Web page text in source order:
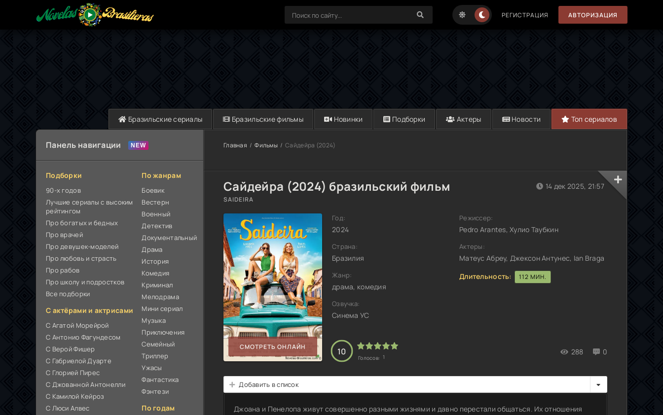
РЕГИСТРАЦИЯ АВТОРИЗАЦИЯ
Бразильские сериалы Бразильские фильмы Новинки Подборки Актеры Новости Топ сериалов
Панель навигации
Подборки
90-х годов
Лучшие сериалы с высоким
рейтингом
Про богатых и бедных
Про врачей
Про девушек-моделей
Про любовь и страсть
Про рабов
Про школу и подростков
Все подборки
С актёрами и актрисами
С Агатой Морейрой
С Антонио Фагундесом
С Верой Фишер
С Габриелой Дуарте
С Глорией Пирес
С Джованной Антонелли
С Камилой Кейроз
С Люси Алвес
По жанрам
Боевик
Вестерн
Военный
Детектив
Документальный
Драма
История
Комедия
Криминал
Мелодрама
Мини сериал
Музыка
Приключения
Семейный
Триллер
Ужасы
Фантастика
Фэнтези
По годам
Главная Фильмы Сайдейра (2024)
Сайдейра (2024) бразильский фильм
SAIDEIRA
СМОТРЕТЬ ОНЛАЙН
Год:
2024
Страна:
Бразилия
Жанр:
драма, комедия
Озвучка:
Синема УС
10
Голосов: 1
288 0
14 дек 2025, 21:57
Режиссер:
Pedro Arantes, Хулио Таубкин
Актеры:
Матеус Абреу, Джексон Антунес, Ian Braga
Длительность:
112 МИН.
Добавить в список
Джоана и Пенелопа живут совершенно разными жизнями и давно перестали общаться. Их отношения